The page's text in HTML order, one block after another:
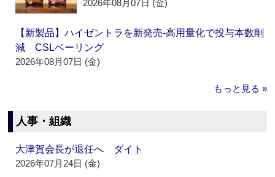
2026年08月07日 (金)
【新製品】ハイゼントラを新発売‐高用量化で投与本数削
減 CSLベーリング
2026年08月07日 (金)
もっと見る »
人事・組織
大津賀会長が退任へ ダイト
2026年07月24日 (金)